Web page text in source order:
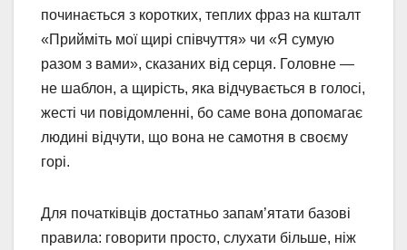
починається з коротких, теплих фраз на кшталт
«Прийміть мої щирі співчуття» чи «Я сумую
разом з вами», сказаних від серця. Головне —
не шаблон, а щирість, яка відчувається в голосі,
жесті чи повідомленні, бо саме вона допомагає
людині відчути, що вона не самотня в своєму
горі.
Для початківців достатньо запам’ятати базові
правила: говорити просто, слухати більше, ніж